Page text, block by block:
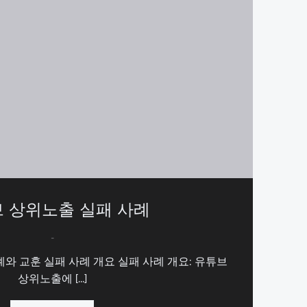
상위노출 실패 사례
-
교훈 실패 사례 개요 실패 사례 개요: 유튜브
상위노출에 […]